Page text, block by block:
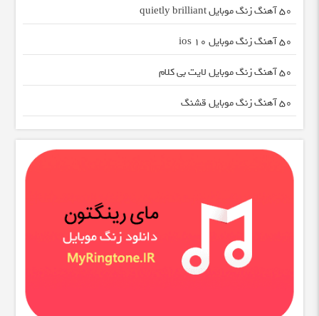
50 آهنگ زنگ موبایل quietly brilliant
50 آهنگ زنگ موبایل ios 10
50 آهنگ زنگ موبایل لایت بی کلام
50 آهنگ زنگ موبایل قشنگ